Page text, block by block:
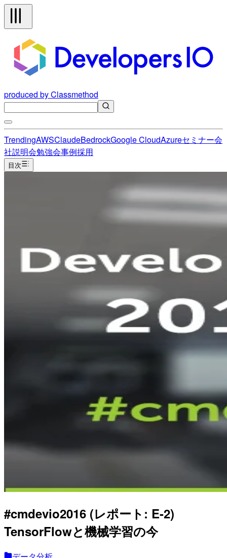
produced by Classmethod
TrendingAWSClaudeBedrockGoogle CloudAzureセミナー会
社説明会勉強会事例採用
目次
#cmdevio2016 (レポート: E-2)
TensorFlowと機械学習の今